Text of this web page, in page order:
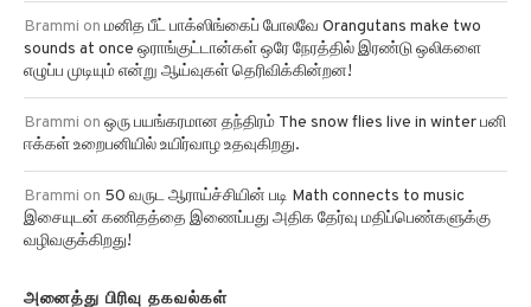
Brammi on மனித பீட் பாக்ஸிங்கைப் போலவே Orangutans make two
sounds at once ஒராங்குட்டான்கள் ஒரே நேரத்தில் இரண்டு ஒலிகளை
எழுப்ப முடியும் என்று ஆய்வுகள் தெரிவிக்கின்றன!
Brammi on ஒரு பயங்கரமான தந்திரம் The snow flies live in winter பனி
ஈக்கள் உறைபனியில் உயிர்வாழ உதவுகிறது.
Brammi on 50 வருட ஆராய்ச்சியின் படி Math connects to music
இசையுடன் கணிதத்தை இணைப்பது அதிக தேர்வு மதிப்பெண்களுக்கு
வழிவகுக்கிறது!
அனைத்து பிரிவு தகவல்கள்